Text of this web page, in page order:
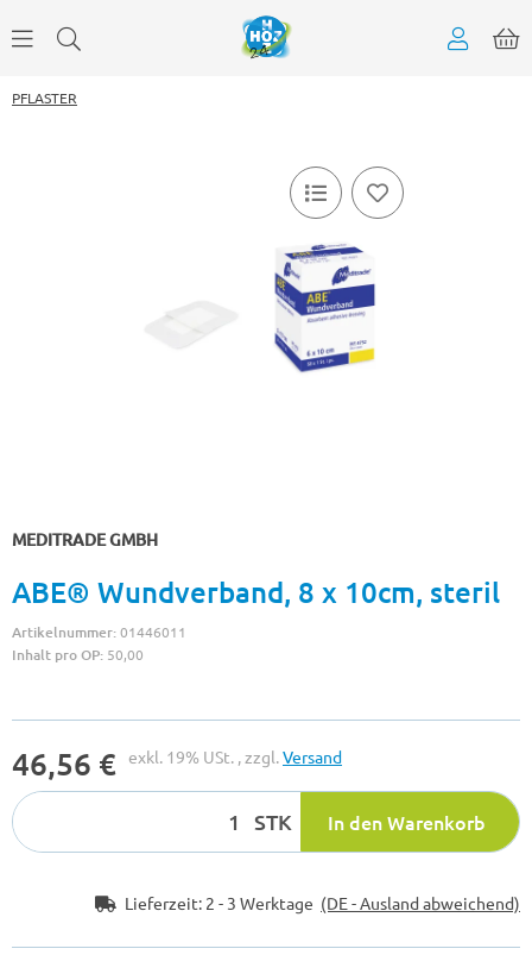
PFLASTER
MEDITRADE GMBH
ABE® Wundverband, 8 x 10cm, steril
Artikelnummer:01446011
Inhalt pro OP: 50,00
46,56 € exkl. 19% USt. , zzgl.Versand
STK In den Warenkorb
Lieferzeit: 2 - 3 Werktage (DE - Ausland abweichend)